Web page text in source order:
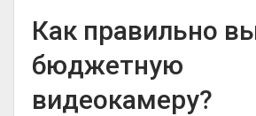
Как правильно
бюджетную
видеокамеру?